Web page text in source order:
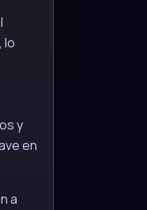
lo
y
en
a